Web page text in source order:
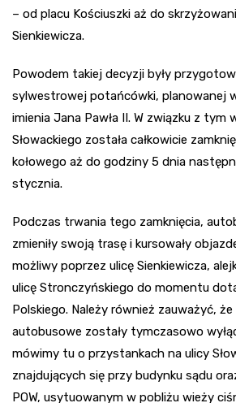
– od placu Kościuszki aż do
Sienkiewicza.
Powodem takiej decyzji były
sylwestrowej potańcówki, planowanej
imienia Jana Pawła II. W związku z tym
Słowackiego została całkowicie
kołowego aż do godziny 5 dnia
stycznia.
Podczas trwania tego zamknięcia,
zmieniły swoją trasę i kursowały
możliwy poprzez ulicę Sienkiewicza,
ulicę Stronczyńskiego do momentu
Polskiego. Należy również zauważyć,
autobusowe zostały tymczasowo
mówimy tu o przystankach na ulicy
znajdujących się przy budynku sądu
POW, usytuowanym w pobliżu wieży